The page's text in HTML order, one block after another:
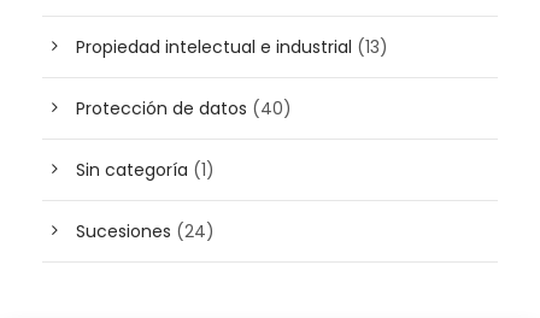
Propiedad intelectual e industrial (13)
Protección de datos (40)
Sin categoría (1)
Sucesiones (24)